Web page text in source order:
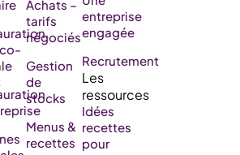
Achats –
tarifs
négociés
Gestion
de
stocks
Menus &
recettes
entreprise
engagée
Recrutement
Idées
recettes
pour